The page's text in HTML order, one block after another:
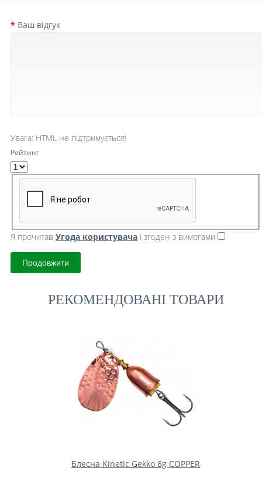
Ваш відгук
Увага: HTML не підтримується!
Рейтинг
Я прочитав Угода користувача і згоден з вимогами
Продовжити
РЕКОМЕНДОВАНІ ТОВАРИ
Блесна Kinetic Gekko 8g COPPER